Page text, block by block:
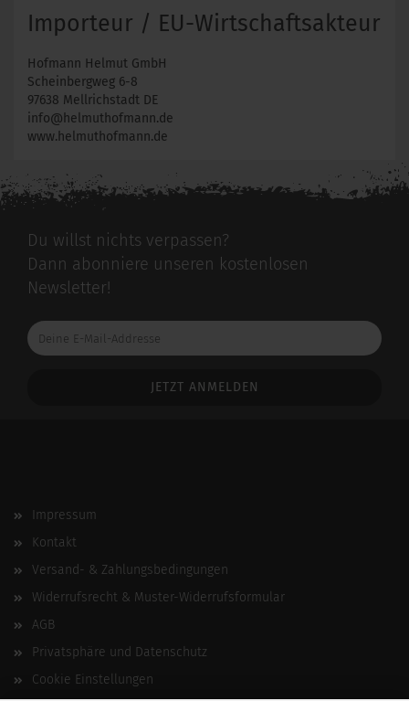
Importeur / EU-Wirtschaftsakteur
Hofmann Helmut GmbH
Scheinbergweg 6-8
97638 Mellrichstadt DE
info@helmuthofmann.de
www.helmuthofmann.de
Du willst nichts verpassen?
Dann abonniere unseren kostenlosen
Newsletter!
Deine
E-
Impressum
Kontakt
Versand- & Zahlungsbedingungen
Widerrufsrecht & Muster-Widerrufsformular
AGB
Privatsphäre und Datenschutz
Cookie Einstellungen